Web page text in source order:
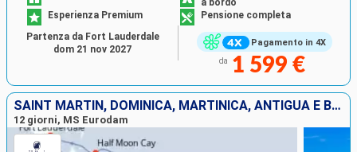
Pagamento in 4X
a bordo
Esperienza Premium
Pensione completa
da 1 599 €
Partenza da Fort Lauderdale
dom 21 nov 2027
SAINT MARTIN, DOMINICA, MARTINICA, ANTIGUA E BARBUDA, SAINT THOMAS, BAHAMAS, STATI UNITI
12 giorni, MS Eurodam